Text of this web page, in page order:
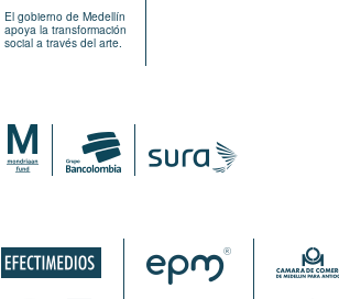
El gobierno de Medellín
apoya la transformación
social a través del arte.